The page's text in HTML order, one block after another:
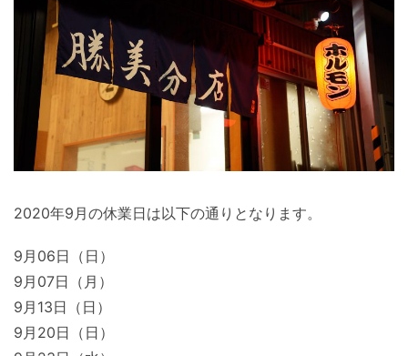
2020年9月の休業日は以下の通りとなります。
9月06日（日）
9月07日（月）
9月13日（日）
9月20日（日）